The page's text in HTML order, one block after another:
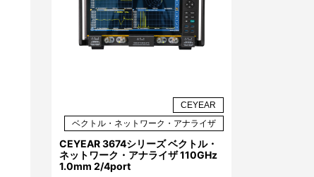
CEYEAR
ベクトル・ネットワーク・アナライザ
CEYEAR 3674シリーズ ベクトル・
ネットワーク・アナライザ 110GHz
1.0mm 2/4port